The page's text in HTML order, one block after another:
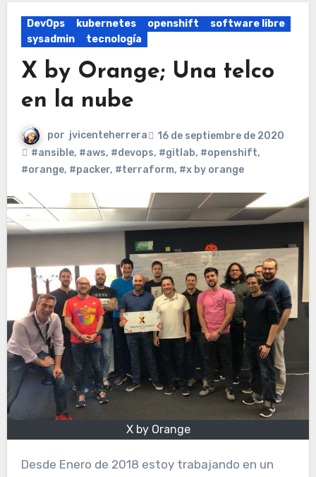
DevOps kubernetes openshift
software libre
sysadmin
tecnología
X by Orange; Una telco
en la nube
por jvicenteherrera
16 de septiembre de 2020
#ansible, #aws, #devops, #gitlab, #openshift,
#orange, #packer, #terraform, #x by orange
X by Orange
Desde Enero de 2018 estoy trabajando en un